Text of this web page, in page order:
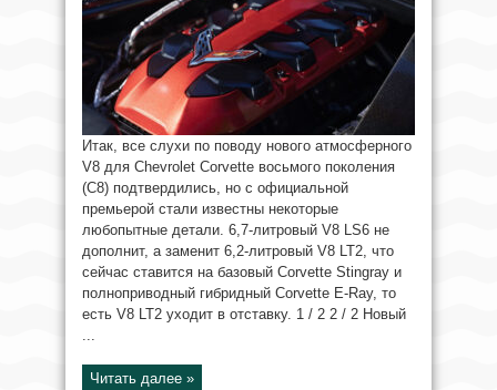
Итак, все слухи по поводу нового атмосферного
V8 для Chevrolet Corvette восьмого поколения
(C8) подтвердились, но с официальной
премьерой стали известны некоторые
любопытные детали. 6,7-литровый V8 LS6 не
дополнит, а заменит 6,2-литровый V8 LT2, что
сейчас ставится на базовый Corvette Stingray и
полноприводный гибридный Corvette E-Ray, то
есть V8 LT2 уходит в отставку. 1 / 2 2 / 2 Новый
...
Читать далее »